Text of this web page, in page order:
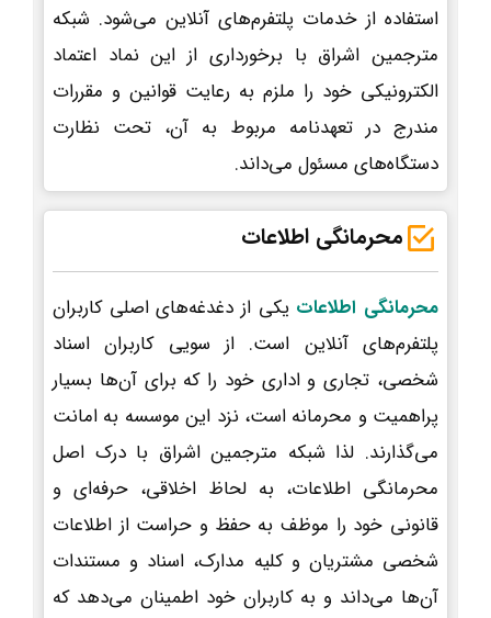
استفاده از خدمات پلتفرم‌های آنلاین می‌شود. شبکه
مترجمین اشراق با برخورداری از این نماد اعتماد
الکترونیکی خود را ملزم به رعایت قوانین و مقررات
مندرج در تعهدنامه مربوط به آن، تحت نظارت
دستگاه‌های مسئول می‌داند.
محرمانگی اطلاعات
محرمانگی اطلاعات یکی از دغدغه‌های اصلی کاربران
پلتفرم‌های آنلاین است. از سویی کاربران اسناد
شخصی، تجاری و اداری خود را که برای آن‌ها بسیار
پراهمیت و محرمانه است، نزد این موسسه به امانت
می‌گذارند. لذا شبکه مترجمین اشراق با درک اصل
محرمانگی اطلاعات، به لحاظ اخلاقی، حرفه‌ای و
قانونی خود را موظف به حفظ و حراست از اطلاعات
شخصی مشتریان و کلیه مدارک، اسناد و مستندات
آن‌ها می‌داند و به کاربران خود اطمینان می‌دهد که